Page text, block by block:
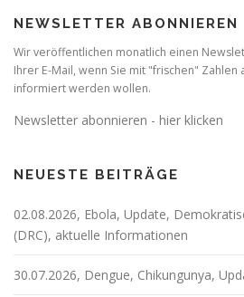
NEWSLETTER ABONNIEREN
Wir veröffentlichen monatlich einen
Ihrer E-Mail, wenn Sie mit "frischen" Zahlen
informiert werden wollen.
Newsletter abonnieren - hier klicken
NEUESTE BEITRÄGE
02.08.2026, Ebola, Update,
(DRC), aktuelle Informationen
30.07.2026, Dengue, Chikungunya,